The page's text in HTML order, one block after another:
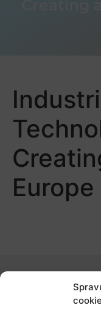
cookie
Europe